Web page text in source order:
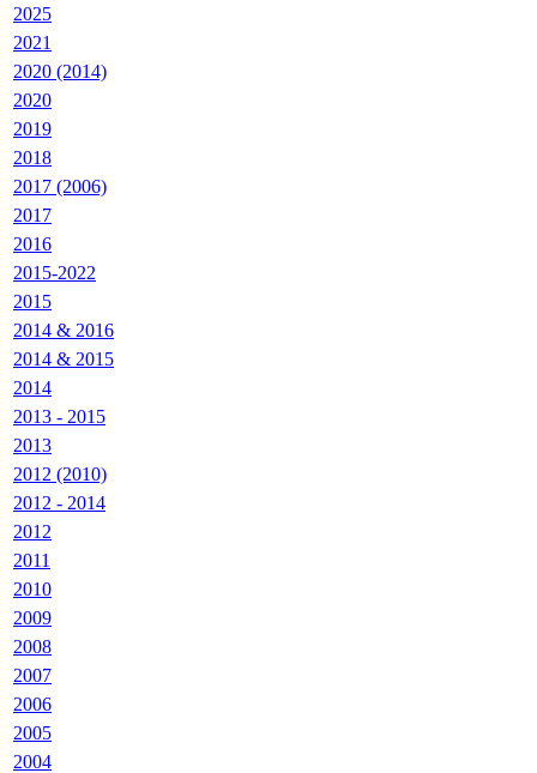
2025
2021
2020 (2014)
2020
2019
2018
2017 (2006)
2017
2016
2015-2022
2015
2014 & 2016
2014 & 2015
2014
2013 - 2015
2013
2012 (2010)
2012 - 2014
2012
2011
2010
2009
2008
2007
2006
2005
2004